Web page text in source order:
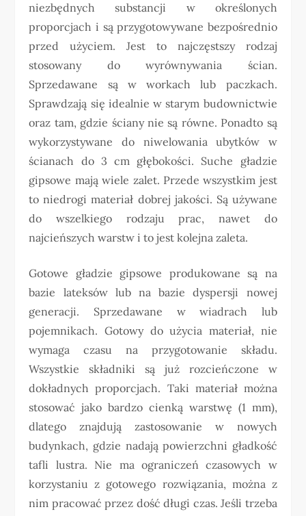
niezbędnych substancji w określonych
proporcjach i są przygotowywane bezpośrednio
przed użyciem. Jest to najczęstszy rodzaj
stosowany do wyrównywania ścian.
Sprzedawane są w workach lub paczkach.
Sprawdzają się idealnie w starym budownictwie
oraz tam, gdzie ściany nie są równe. Ponadto są
wykorzystywane do niwelowania ubytków w
ścianach do 3 cm głębokości. Suche gładzie
gipsowe mają wiele zalet. Przede wszystkim jest
to niedrogi materiał dobrej jakości. Są używane
do wszelkiego rodzaju prac, nawet do
najcieńszych warstw i to jest kolejna zaleta.
Gotowe gładzie gipsowe produkowane są na
bazie lateksów lub na bazie dyspersji nowej
generacji. Sprzedawane w wiadrach lub
pojemnikach. Gotowy do użycia materiał, nie
wymaga czasu na przygotowanie składu.
Wszystkie składniki są już rozcieńczone w
dokładnych proporcjach. Taki materiał można
stosować jako bardzo cienką warstwę (1 mm),
dlatego znajdują zastosowanie w nowych
budynkach, gdzie nadają powierzchni gładkość
tafli lustra. Nie ma ograniczeń czasowych w
korzystaniu z gotowego rozwiązania, można z
nim pracować przez dość długi czas. Jeśli trzeba